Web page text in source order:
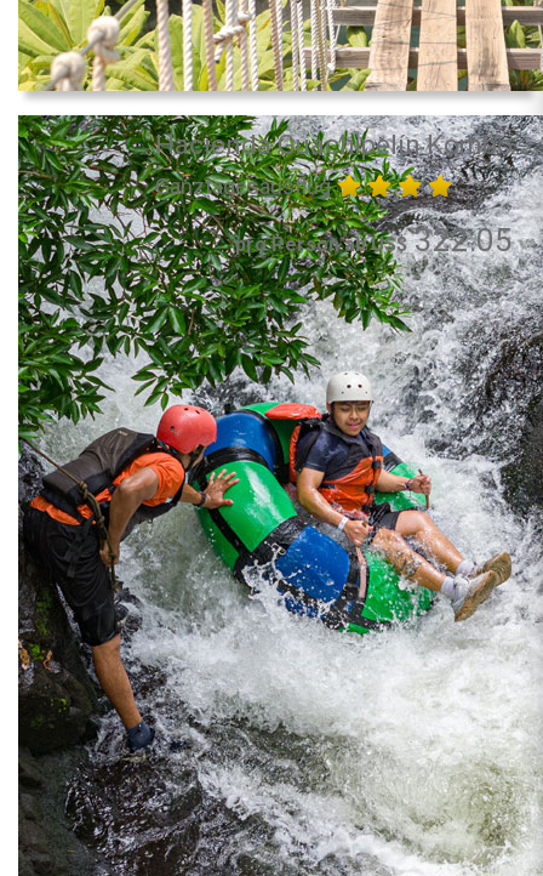
Hacienda Guachipelín Kombo
Ganztagesausflug
pro Person ab US$322.05